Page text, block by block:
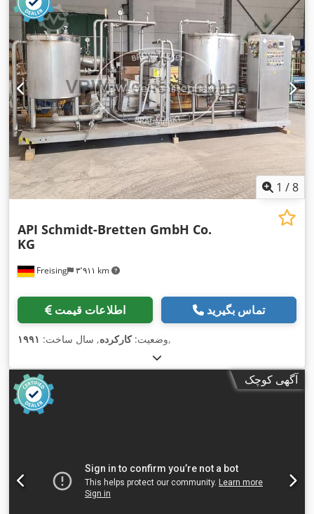
1 /8
Freising ۳٬۹۱۱ km
API Schmidt-Bretten GmbH Co.
KG
اطلاعات قیمت تماس بگیرید
وضعیت:کارکرده, سال ساخت: ۱۹۹۱ ,
آگهی کوچک